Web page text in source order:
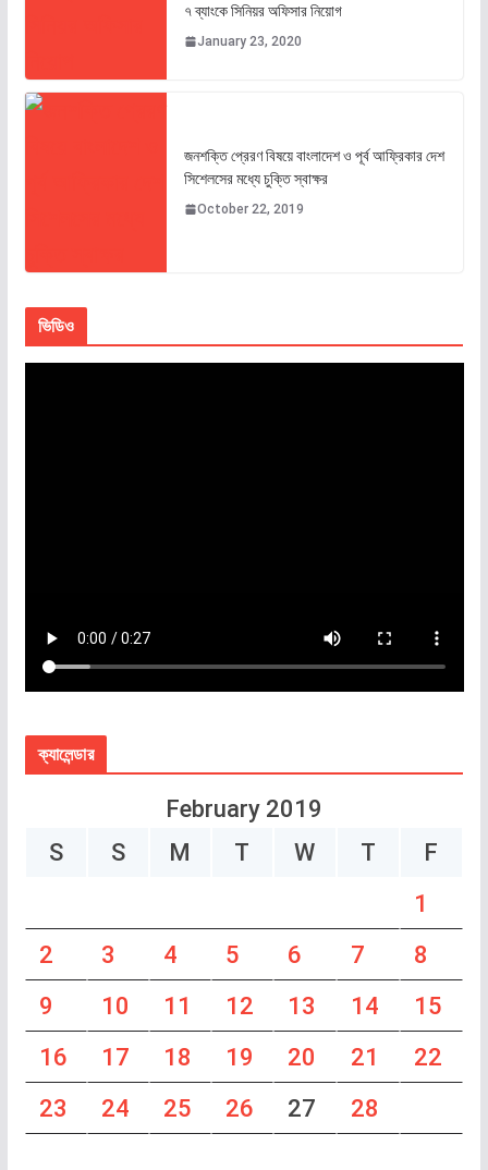
৭ ব্যাংকে সিনিয়র অফিসার নিয়োগ
January 23, 2020
জনশক্তি প্রেরণ বিষয়ে বাংলাদেশ ও পূর্ব আফ্রিকার দেশ
সিশেলসের মধ্যে চুক্তি স্বাক্ষর
October 22, 2019
ভিডিও
ক্যালেন্ডার
February 2019
S
S M T W T
F
1
2
3 4 5 6 7
8
9
10 11 12 13 14
15
16
17 18 19 20 21
22
23
24 25 26 27 28